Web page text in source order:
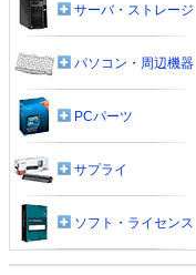
サーバ・ストレージ
パソコン・周辺機器
PCパーツ
サプライ
ソフト・ライセンス